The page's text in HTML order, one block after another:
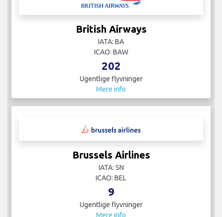
British Airways
IATA: BA
ICAO: BAW
202
Ugentlige flyvninger
Mere info
Brussels Airlines
IATA: SN
ICAO: BEL
9
Ugentlige flyvninger
Mere info